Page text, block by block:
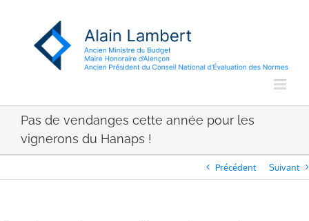
Pas de vendanges cette année pour les
vignerons du Hanaps !
Précédent Suivant